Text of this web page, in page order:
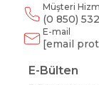
Müşteri
(0 850)
E-mail
[email
E-Bülten